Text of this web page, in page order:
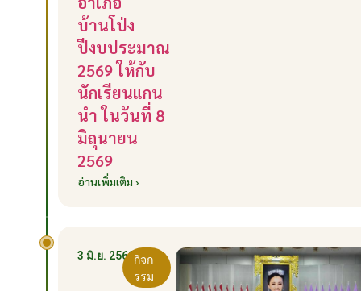
บ้านโป่ง
ปีงบประมาณ
2569 ให้กับ
นักเรียนแกน
นำ ในวันที่ 8
มิถุนายน
2569
อ่านเพิ่มเติม ›
3 มิ.ย. 2569กิจก
รรม